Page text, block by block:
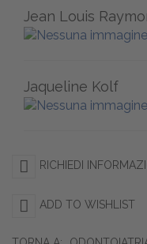
Jean Louis
Jaqueline Kolf
RICHIEDI
ADD TO WISHLIST